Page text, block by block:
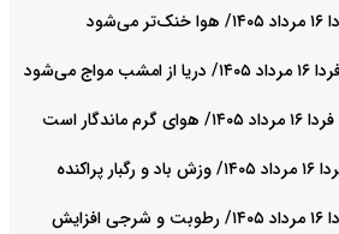
می‌شود
است
پیش بینی هوای بوشهر فردا ۱۶ مرداد ۱۴۰۵/ رطوبت و شرجی افزایش